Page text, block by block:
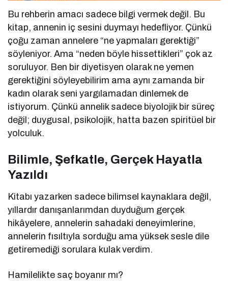
Bu rehberin amacı sadece bilgi vermek değil. Bu
kitap, annenin iç sesini duymayı hedefliyor. Çünkü
çoğu zaman annelere “ne yapmaları gerektiği”
söyleniyor. Ama “neden böyle hissettikleri” çok az
soruluyor. Ben bir diyetisyen olarak ne yemen
gerektiğini söyleyebilirim ama aynı zamanda bir
kadın olarak seni yargılamadan dinlemek de
istiyorum. Çünkü annelik sadece biyolojik bir süreç
değil; duygusal, psikolojik, hatta bazen spiritüel bir
yolculuk.
Bilimle, Şefkatle, Gerçek Hayatla
Yazıldı
Kitabı yazarken sadece bilimsel kaynaklara değil,
yıllardır danışanlarımdan duyduğum gerçek
hikâyelere, annelerin sahadaki deneyimlerine,
annelerin fısıltıyla sorduğu ama yüksek sesle dile
getiremediği sorulara kulak verdim.
Hamilelikte saç boyanır mı?